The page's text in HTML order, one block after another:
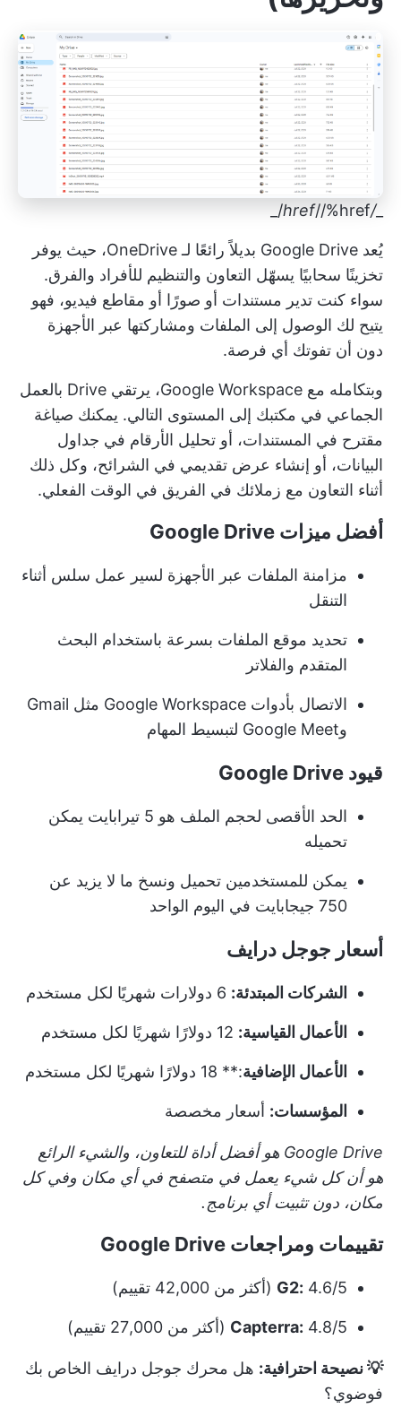
_
/href
//%href/_
يُعد Google Drive بديلاً رائعًا لـ OneDrive، حيث يوفر
تخزينًا سحابيًا يسهّل التعاون والتنظيم للأفراد والفرق.
سواء كنت تدير مستندات أو صورًا أو مقاطع فيديو، فهو
يتيح لك الوصول إلى الملفات ومشاركتها عبر الأجهزة
دون أن تفوتك أي فرصة.
وبتكامله مع Google Workspace، يرتقي Drive بالعمل
الجماعي في مكتبك إلى المستوى التالي. يمكنك صياغة
مقترح في المستندات، أو تحليل الأرقام في جداول
البيانات، أو إنشاء عرض تقديمي في الشرائح، وكل ذلك
أثناء التعاون مع زملائك في الفريق في الوقت الفعلي.
أفضل ميزات Google Drive
مزامنة الملفات عبر الأجهزة لسير عمل سلس أثناء
التنقل
تحديد موقع الملفات بسرعة باستخدام البحث
المتقدم والفلاتر
الاتصال بأدوات Google Workspace مثل Gmail
وGoogle Meet لتبسيط المهام
قيود Google Drive
الحد الأقصى لحجم الملف هو 5 تيرابايت يمكن
تحميله
يمكن للمستخدمين تحميل ونسخ ما لا يزيد عن
750 جيجابايت في اليوم الواحد
أسعار جوجل درايف
الشركات المبتدئة:
الأعمال القياسية:
الأعمال الإضافية:** 18 دولارًا شهريًا لكل مستخدم
المؤسسات: أسعار مخصصة
Google Drive هو أفضل أداة للتعاون، والشيء الرائع
هو أن كل شيء يعمل في متصفح في أي مكان وفي كل
مكان، دون تثبيت أي برنامج.
تقييمات ومراجعات Google Drive
G2: 4.6/5 (أكثر من 42,000 تقييم)
Capterra: 4.8/5 (أكثر من 27,000 تقييم)
💡 نصيحة احترافية: هل محرك جوجل درايف الخاص بك
فوضوي؟